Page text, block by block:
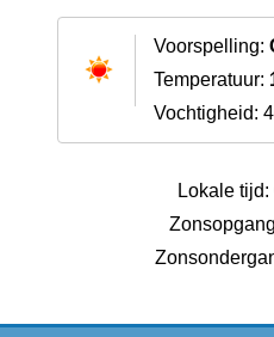
Voorspelling:
Temperatuur:
Vochtigheid:
Lokale tijd: